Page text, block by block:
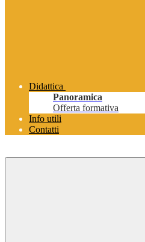
Didattica
Panoramica
Offerta formativa
Info utili
Contatti